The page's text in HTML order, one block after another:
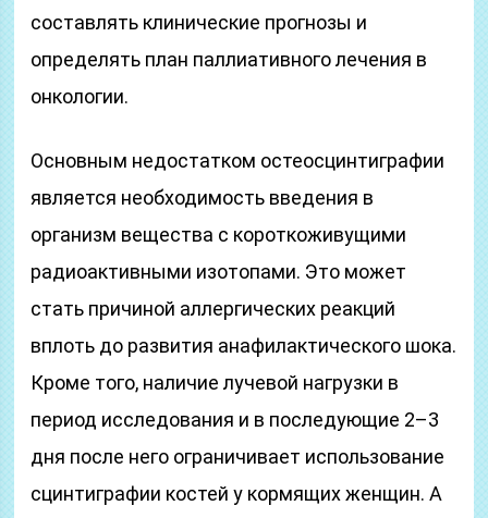
составлять клинические прогнозы и
определять план паллиативного лечения в
онкологии.
Основным недостатком остеосцинтиграфии
является необходимость введения в
организм вещества с короткоживущими
радиоактивными изотопами. Это может
стать причиной аллергических реакций
вплоть до развития анафилактического шока.
Кроме того, наличие лучевой нагрузки в
период исследования и в последующие 2–3
дня после него ограничивает использование
сцинтиграфии костей у кормящих женщин. А